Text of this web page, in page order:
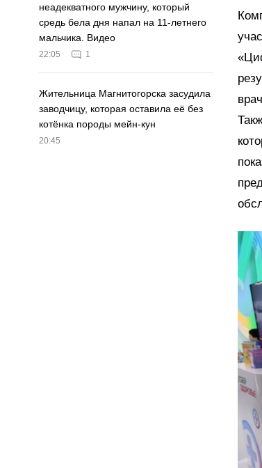
неадекватного мужчину, который
средь бела дня напал на 11-летнего
мальчика. Видео
22:05 1
Жительница Магнитогорска засудила
заводчицу, которая оставила её без
котёнка породы мейн-кун
20:45